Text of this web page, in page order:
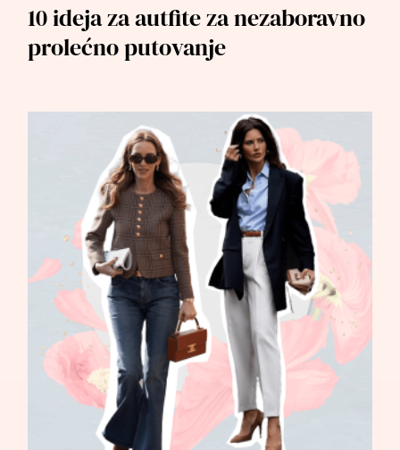
10 ideja za autfite za nezaboravno
prolećno putovanje